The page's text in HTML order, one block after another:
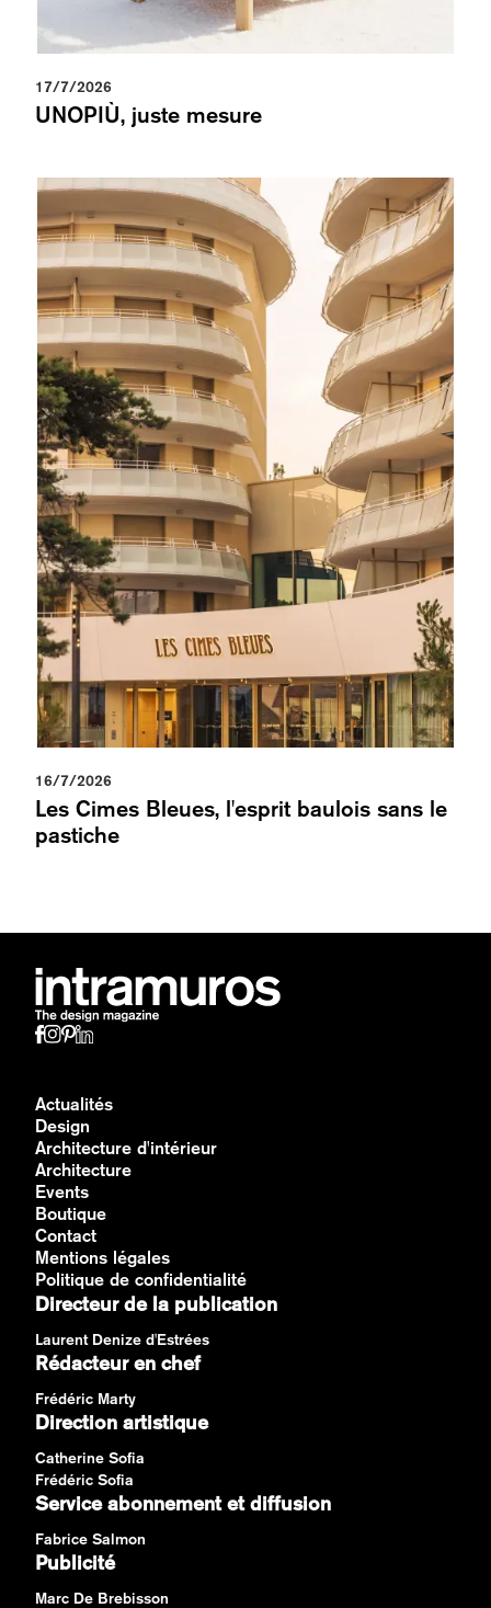
17/7/2026
UNOPIÙ, juste mesure
16/7/2026
Les Cimes Bleues, l'esprit baulois sans le
pastiche
Actualités
Design
Architecture d'intérieur
Architecture
Events
Boutique
Contact
Mentions légales
Politique de confidentialité
Directeur de la publication
Laurent Denize d'Estrées
Rédacteur en chef
Frédéric Marty
Direction artistique
Catherine Sofia
Frédéric Sofia
Service abonnement et diffusion
Fabrice Salmon
Publicité
Marc De Brebisson